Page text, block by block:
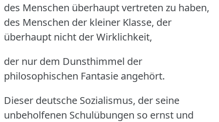
des Menschen überhaupt vertreten zu haben,
des Menschen der kleiner Klasse, der
überhaupt nicht der Wirklichkeit,
der nur dem Dunsthimmel der
philosophischen Fantasie angehört.
Dieser deutsche Sozialismus, der seine
unbeholfenen Schulübungen so ernst und